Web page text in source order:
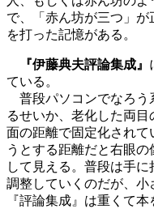
で、「赤ん坊が三つ」
を打った記憶がある。
『伊藤典夫評論集成』
ている。
普段パソコンでなろう
るせいか、老化した両
面の距離で固定化されて
うとする距離だと右眼
して見える。普段は手
調整していくのだが、小
『評論集成』は重くて